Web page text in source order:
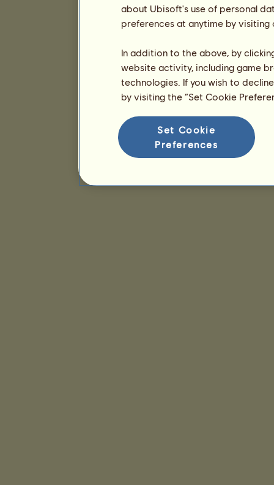
about Ubisoft's use of personal
preferences at anytime by
In addition to the above, by
website activity, including game
technologies. If you wish to
by visiting the “Set Cookie
Set Cookie
Preferences